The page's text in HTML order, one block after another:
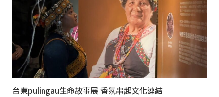
台東pulingau生命故事展 香氛串起文化連結